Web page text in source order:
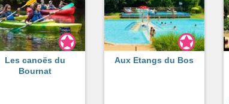
Les canoës du
Bournat
Aux Etangs du Bos